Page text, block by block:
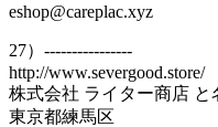
eshop@careplac.xyz
27）----------------
http://www.severgood.store/
株式会社 ライター商店 と
東京都練馬区